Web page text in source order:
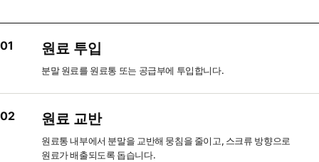
01 원료 투입
분말 원료를 원료통 또는 공급부에 투입합니다.
02 원료 교반
원료통 내부에서 분말을 교반해 뭉침을 줄이고, 스크류 방향으로
원료가 배출되도록 돕습니다.